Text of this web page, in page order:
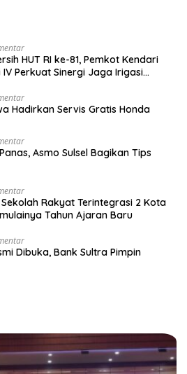
HUT RI ke-81, Pemkot Kendari
IV Perkuat Sinergi Jaga Irigasi
Hadirkan Servis Gratis Honda
Asmo Sulsel Bagikan Tips
Sekolah Rakyat Terintegrasi 2 Kota
Tahun Ajaran Baru
Dibuka, Bank Sultra Pimpin